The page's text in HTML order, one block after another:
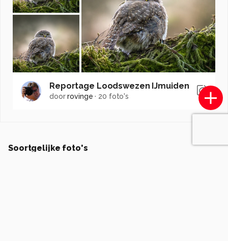
Reportage Loodswezen IJmuiden
doorrovinge · 20 foto's
Soortgelijke foto's